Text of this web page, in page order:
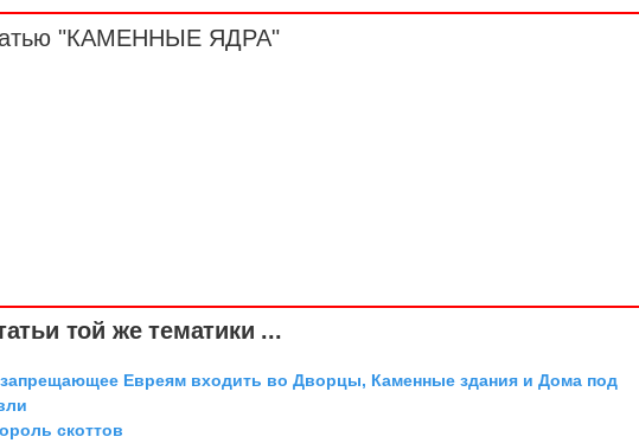
"КАМЕННЫЕ ЯДРА"
той же тематики ...
Евреям входить во Дворцы, Каменные здания и Дома под
скоттов